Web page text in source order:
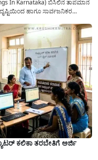
In Karnataka) ಬಿಸಿಲಿನ ತಾಪಮಾನ
ಹಾಗೂ ಸಾರ್ವಜನಿಕರ
ಕಲಿಕಾ ತರಬೇತಿಗೆ ಅರ್ಜಿ